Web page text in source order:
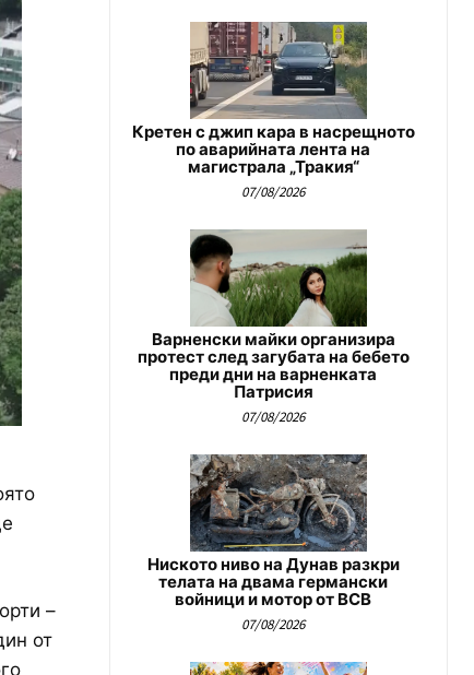
–
от
Кретен с джип кара в насрещното
по аварийната лента на
магистрала „Тракия“
07/08/2026
Варненски майки организира
протест след загубата на бебето
преди дни на варненката
Патрисия
07/08/2026
Ниското ниво на Дунав разкри
телата на двама германски
войници и мотор от ВСВ
07/08/2026